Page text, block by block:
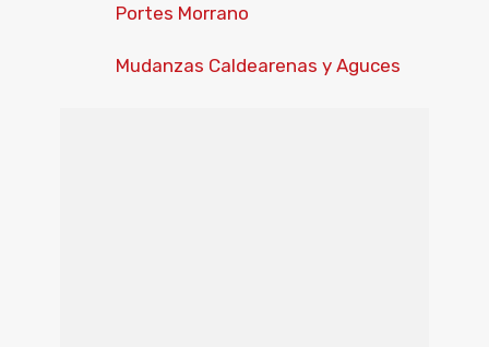
Portes Morrano
Mudanzas Caldearenas y Aguces